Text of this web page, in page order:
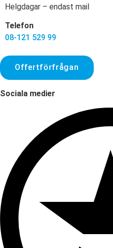
Helgdagar – endast mail
Telefon
08-121 529 99
Offertförfrågan
Sociala medier